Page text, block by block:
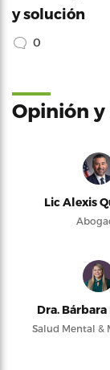
y solución
0
Opinión
Lic Alexis
Dra. Bárbara
Salud Mental &